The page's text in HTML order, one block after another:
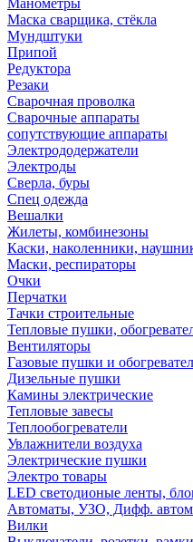
Манометры
Маска сварщика, стёкла
Мундштуки
Припой
Редуктора
Резаки
Сварочная проволка
Сварочные аппараты
сопутствующие аппараты
Электрододержатели
Электроды
Сверла, буры
Спец одежда
Вешалки
Жилеты, комбинезоны
Каски, наколенники,
Маски, респираторы
Очки
Перчатки
Тачки строительные
Тепловые пушки,
Вентиляторы
Газовые пушки и
Дизельные пушки
Камины электрические
Тепловые завесы
Теплообогреватели
Увлажнители воздуха
Электрические пушки
Электро товары
LED светодионые ленты,
Автоматы, УЗО, Дифф.
Вилки